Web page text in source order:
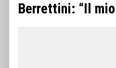
Berrettini: “Il